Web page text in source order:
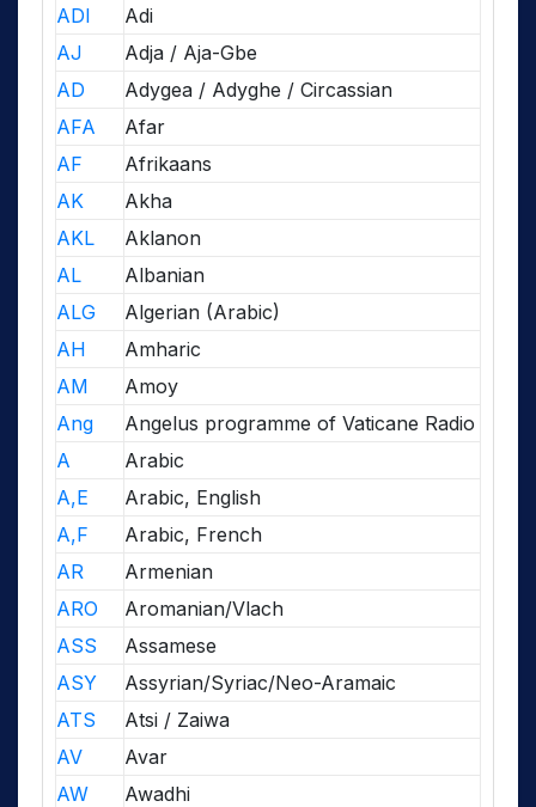
ADI
Adi
AJ
Adja / Aja-Gbe
AD
Adygea / Adyghe / Circassian
AFA
Afar
AF
Afrikaans
AK
Akha
AKL
Aklanon
AL
Albanian
ALG
Algerian (Arabic)
AH
Amharic
AM
Amoy
Ang
Angelus programme of Vaticane Radio
A
Arabic
A,E
Arabic, English
A,F
Arabic, French
AR
Armenian
ARO
Aromanian/Vlach
ASS
Assamese
ASY
Assyrian/Syriac/Neo-Aramaic
ATS
Atsi / Zaiwa
AV
Avar
AW
Awadhi